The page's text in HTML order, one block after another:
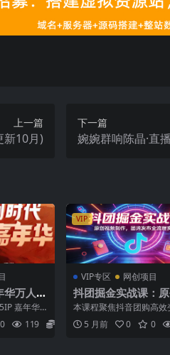
上一篇
新10月)
下一篇
婉婉群响陈晶·直
华万人1
嘉年华
焦微利时
0 119
VIP
VIP专区 网创项目
抖团掘金实战课：
频制作，团购发布
实操
本课程聚焦抖音团购高效
摆脱基础玩法局限，从内
到落地执行全维度赋能。
5 月前 0 0